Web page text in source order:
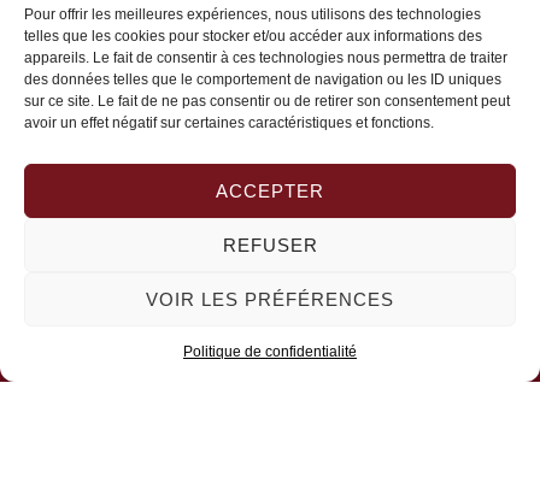
Pour offrir les meilleures expériences, nous utilisons des technologies
telles que les cookies pour stocker et/ou accéder aux informations des
appareils. Le fait de consentir à ces technologies nous permettra de traiter
des données telles que le comportement de navigation ou les ID uniques
sur ce site. Le fait de ne pas consentir ou de retirer son consentement peut
avoir un effet négatif sur certaines caractéristiques et fonctions.
ACCEPTER
REFUSER
VOIR LES PRÉFÉRENCES
Politique de confidentialité
info@melanieriendeau.com
155, St-Jean Ouest,
L'Assomption (Québec) J6A 1P7
Conditions d’utilisation